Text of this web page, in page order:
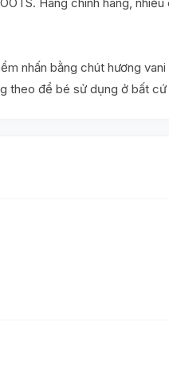
nhấn bằng chút hương
theo để bé sử dụng ở bất cứ